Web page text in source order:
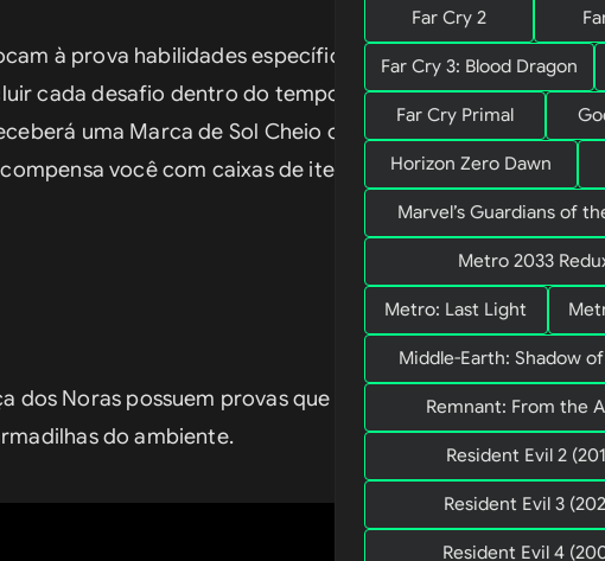
à prova habilidades específicas de caça.
cada desafio dentro do tempo estabelecido
uma Marca de Sol Cheio ou uma
você com caixas de itens e uma
dos Noras possuem provas que irão testar as
do ambiente.
Far Cry 2
Far Cry 3: Blood Dragon
Far Cry Primal
Horizon Zero Dawn
Marvel’s Guardians of
Metro 2033
Metro: Last Light
Middle-Earth: Shadow
Remnant: From the
Resident Evil 2
Resident Evil 3
Resident Evil 4